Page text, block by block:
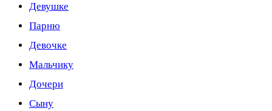
Девушке
Парню
Девочке
Мальчику
Дочери
Сыну